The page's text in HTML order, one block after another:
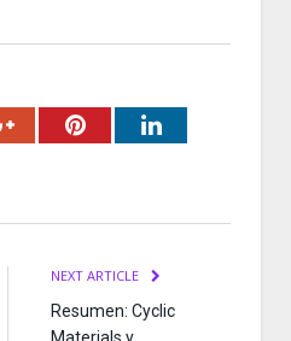
Google+PinterestLinkedIn
NEXT ARTICLE
Resumen: Cyclic